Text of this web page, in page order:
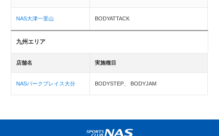
NAS大津一里山 BODYATTACK
九州エリア
店舗名 実施種目
NASパークプレイス大分 BODYSTEP、 BODYJAM